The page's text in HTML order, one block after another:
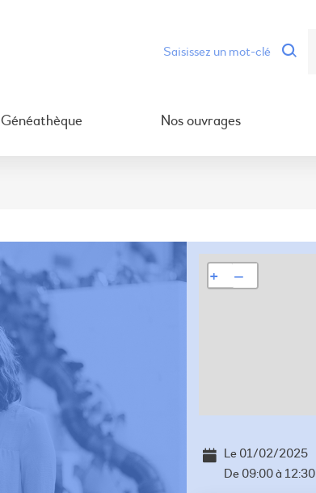
Généathèque Nos ouvrages
+ −
Le 01/02/2025
De 09:00à 12:30